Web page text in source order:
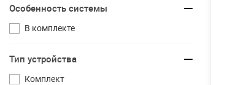
Особенность системы
В комплекте
Тип устройства
Комплект